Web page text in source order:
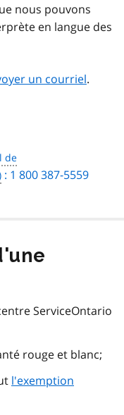
nous pouvons
en langue des
un courriel.
: 1 800 387-5559
ServiceOntario
rouge et blanc;
l'exemption